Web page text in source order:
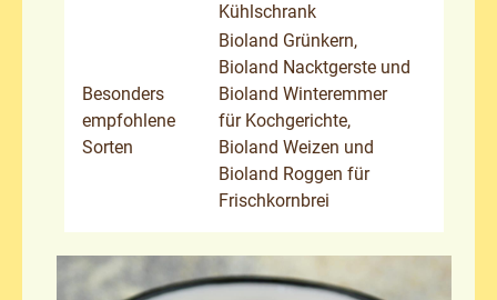
Kühlschrank
Besonders
empfohlene
Sorten
Bioland Grünkern,
Bioland Nacktgerste und
Bioland Winteremmer
für Kochgerichte,
Bioland Weizen und
Bioland Roggen für
Frischkornbrei